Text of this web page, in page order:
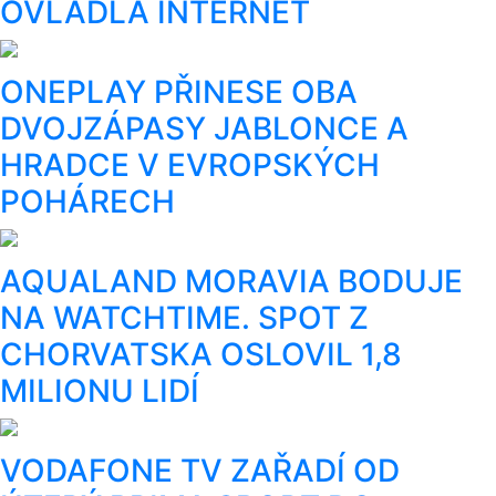
OVLÁDLA INTERNET
ONEPLAY PŘINESE OBA
DVOJZÁPASY JABLONCE A
HRADCE V EVROPSKÝCH
POHÁRECH
AQUALAND MORAVIA BODUJE
NA WATCHTIME. SPOT Z
CHORVATSKA OSLOVIL 1,8
MILIONU LIDÍ
VODAFONE TV ZAŘADÍ OD